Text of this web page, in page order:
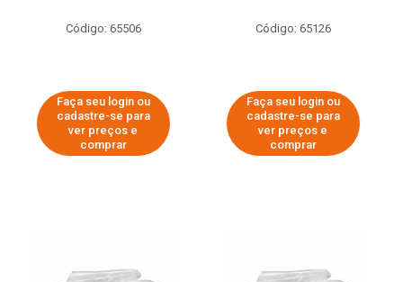
Código: 65506
Faça seu login ou
cadastre-se para
ver preços e
comprar
Código: 65126
Faça seu login ou
cadastre-se para
ver preços e
comprar